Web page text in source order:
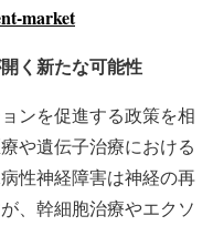
market
く新たな可能性
ンを促進する政策を相
や遺伝子治療における
性神経障害は神経の再
、幹細胞治療やエクソ